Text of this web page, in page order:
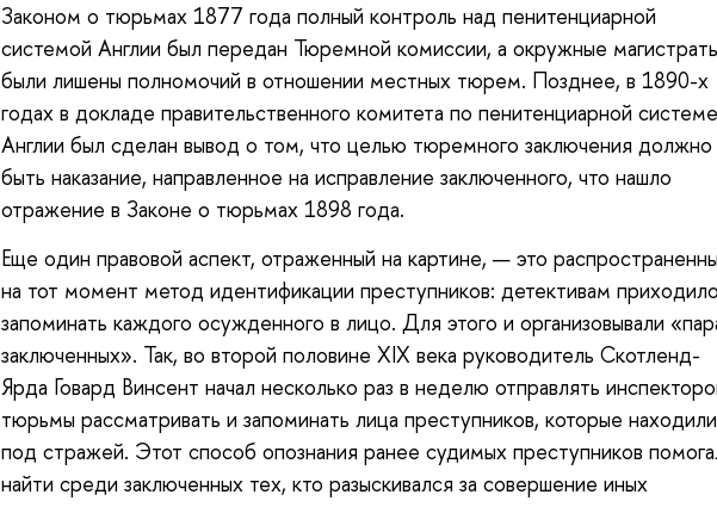
Законом о тюрьмах 1877 года полный контроль над пенитенциарной
системой Англии был передан Тюремной комиссии, а окружные
были лишены полномочий в отношении местных тюрем. Позднее, в 1890-х
годах в докладе правительственного комитета по пенитенциарной системе
Англии был сделан вывод о том, что целью тюремного заключения должно
быть наказание, направленное на исправление заключенного, что нашло
отражение в Законе о тюрьмах 1898 года.
Еще один правовой аспект, отраженный на картине, — это
на тот момент метод идентификации преступников: детективам
запоминать каждого осужденного в лицо. Для этого и организовывали
заключенных». Так, во второй половине XIX века руководитель Скотленд-
Ярда Говард Винсент начал несколько раз в неделю отправлять
тюрьмы рассматривать и запоминать лица преступников, которые
под стражей. Этот способ опознания ранее судимых преступников
найти среди заключенных тех, кто разыскивался за совершение иных